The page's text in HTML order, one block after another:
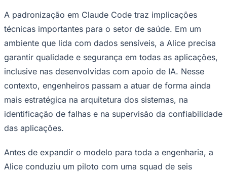
Santos
A padronização em Claude Code traz implicações
técnicas importantes para o setor de saúde. Em um
ambiente que lida com dados sensíveis, a Alice precisa
garantir qualidade e segurança em todas as aplicações,
inclusive nas desenvolvidas com apoio de IA. Nesse
contexto, engenheiros passam a atuar de forma ainda
mais estratégica na arquitetura dos sistemas, na
identificação de falhas e na supervisão da confiabilidade
das aplicações.
Antes de expandir o modelo para toda a engenharia, a
Alice conduziu um piloto com uma squad de seis